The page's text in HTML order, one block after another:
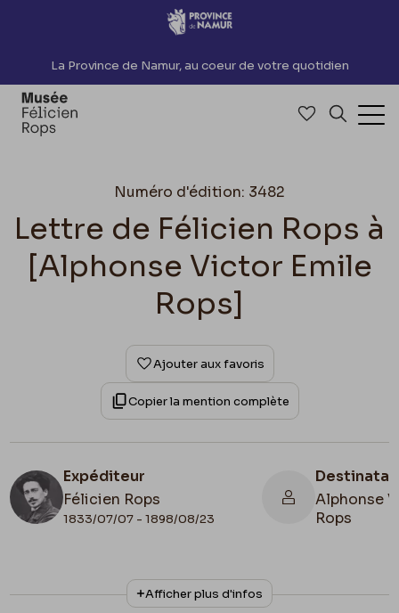
Accèder directement au contenu
La Province de Namur, au coeur de votre quotidien
Accéder à
Numéro d'édition: 3482
Lettre de Félicien Rops à
[Alphonse Victor Emile
Rops]
Ajouter aux favoris
Copier la mention complète
Expéditeur
Félicien Rops
1833/07/07 - 1898/08/23
Alphonse
Rops
N° d'inventaire
FRN/2
Collationnage
Autographe
Afficher plus d'infos